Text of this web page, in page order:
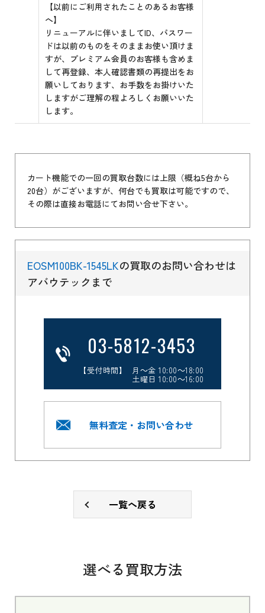
【以前にご利用されたことのあるお客様
へ】
リニューアルに伴いましてID、パスワー
ドは以前のものをそのままお使い頂けま
すが、プレミアム会員のお客様も含めま
して再登録、本人確認書類の再提出をお
願いしております、お手数をお掛けいた
しますがご理解の程よろしくお願いいた
します。
カート機能での一回の買取台数には上限（概ね5台から
20台）がございますが、何台でも買取は可能ですので、
その際は直接お電話にてお問い合せ下さい。
EOSM100BK-1545LKの買取のお問い合わせは
アバウテックまで
03-5812-3453
【受付時間】 月～金 10:00～18:00
土曜日 10:00～16:00
無料査定・お問い合わせ
一覧へ戻る
選べる買取方法